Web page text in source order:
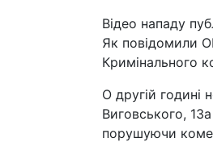
Відео нападу
Як повідомили
Кримінального
О другій годині
Виговського,
порушуючи